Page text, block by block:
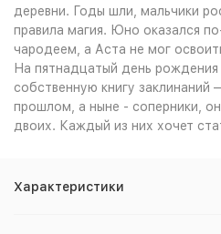
деревни. Годы шли, мальчики
правила магия. Юно оказался
чародеем, а Аста не мог
На пятнадцатый день
собственную книгу заклинаний
прошлом, а ныне - соперники,
двоих. Каждый из них хочет
Характеристики